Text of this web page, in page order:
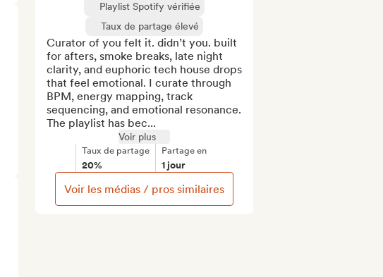
Playlist Spotify vérifiée
Taux de partage élevé
Curator of you felt it. didn’t you. built
for afters, smoke breaks, late night
clarity, and euphoric tech house drops
that feel emotional. I curate through
BPM, energy mapping, track
sequencing, and emotional resonance.
The playlist has bec...
Voir plus
Taux de partage
20%
Partage en
1 jour
Voir les médias / pros similaires